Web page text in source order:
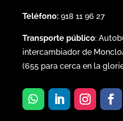
Teléfono: 918 11 96 27
Transporte público:
intercambiador de
(655para cerca en la